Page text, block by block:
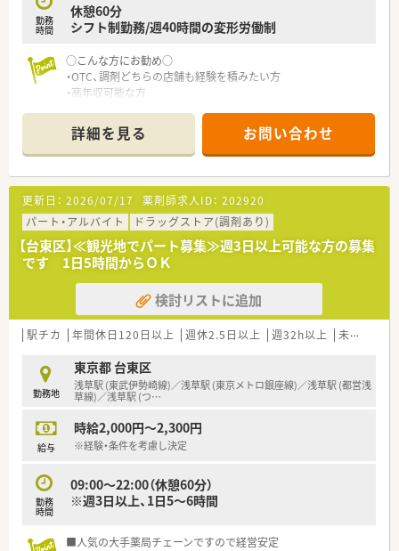
勤務
時間
休憩60分
シフト制勤務/週40時間の変形労働制
○こんな方にお勧め○
・OTC、調剤どちらの店舗も経験を積みたい方
・高年収可能な方
詳細を見る お問い合わせ
更新日： 2026/07/17 薬剤師求人ID： 202920
パート・アルバイト
ドラッグストア(調剤あり)
【台東区】≪観光地でパート募集≫週3日以上可能な方の募集
です 1日5時間からＯＫ
検討リストに追加
駅チカ 年間休日120日以上 週休2.5日以上 週32h以上 未経験可
勤務地
東京都 台東区
浅草駅 (東武伊勢崎線)／浅草駅 (東京メトロ銀座線)／浅草駅 (都営浅
草線)／浅草駅 (つ…
給与
時給2,000円～2,300円
※経験・条件を考慮し決定
勤務
時間
09:00～22:00（休憩60分）
※週3日以上、1日5～6時間
■人気の大手薬局チェーンですので経営安定